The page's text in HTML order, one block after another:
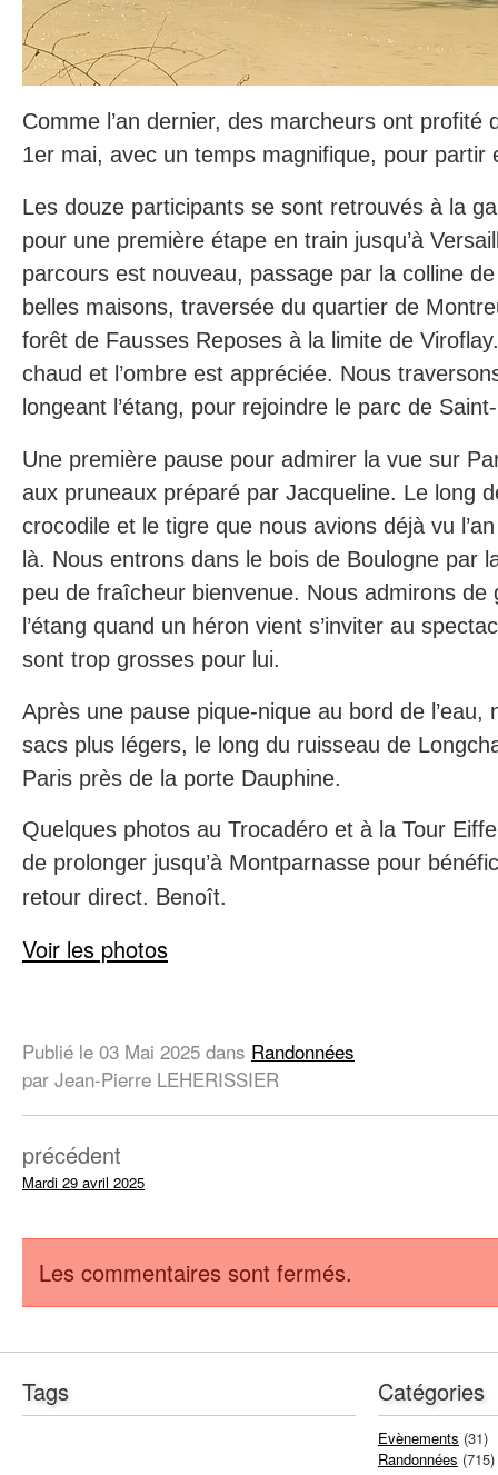
Comme l’an dernier, des marcheurs ont profité
1er mai, avec un temps magnifique, pour partir
Les douze participants se sont retrouvés à la
pour une première étape en train jusqu’à
parcours est nouveau, passage par la colline
belles maisons, traversée du quartier de
forêt de Fausses Reposes à la limite de
chaud et l’ombre est appréciée. Nous
longeant l’étang, pour rejoindre le parc de
Une première pause pour admirer la vue sur
aux pruneaux préparé par Jacqueline. Le long
crocodile et le tigre que nous avions déjà vu
là. Nous entrons dans le bois de Boulogne par
peu de fraîcheur bienvenue. Nous admirons de
l’étang quand un héron vient s’inviter au
sont trop grosses pour lui.
Après une pause pique-nique au bord de l’eau,
sacs plus légers, le long du ruisseau de
Paris près de la porte Dauphine.
Quelques photos au Trocadéro et à la Tour
de prolonger jusqu’à Montparnasse pour
retour direct. Benoît.
Voir les photos
Publié le 03 Mai 2025 dans Randonnées
par Jean-Pierre LEHERISSIER
précédent
Mardi 29 avril 2025
Les commentaires sont fermés.
Tags Catégories
Evènements (31)
Randonnées (715)